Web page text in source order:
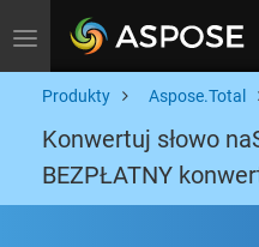
Toggle navigation
Produkty Aspose.Total
Konwertuj słowo
BEZPŁATNY